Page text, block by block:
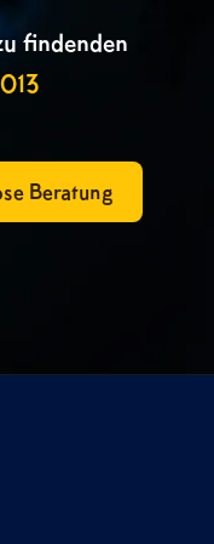
findenden
Beratung